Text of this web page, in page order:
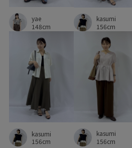
yae
148cm
kasumi
156cm
kasumi
156cm
kasumi
156cm